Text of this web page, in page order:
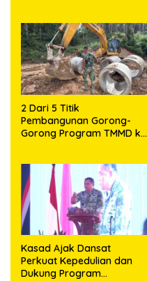
2 Dari 5 Titik
Pembangunan Gorong-
Gorong Program TMMD ke
Kasad Ajak Dansat
Perkuat Kepedulian dan
Dukung Program